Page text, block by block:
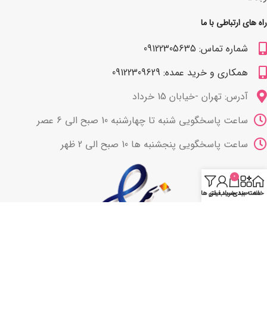
راه های ارتباطی با ما
شماره تماس: 09122305635
همکاری و خرید عمده: 09122309629
آدرس: تهران -خیابان 15 خرداد
ساعت پاسخگویی شنبه تا چهارشنبه 10 صبح الی 6 عصر
ساعت پاسخگویی پنجشنبه ها 10 صبح الی 2 ظهر
خانه
دسته بندی
0
سبد خرید
حساب من
فیلتر ها